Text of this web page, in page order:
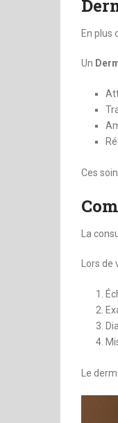
En plus
Un
Ces
La
Lors
Le